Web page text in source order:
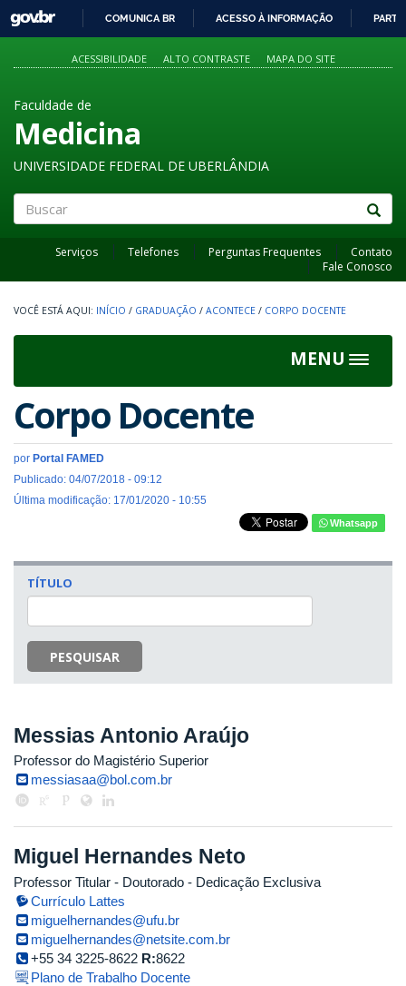
PARA
O
GOVBR
COMUNICA BR ACESSO À INFORMAÇÃO
ACESSIBILIDADE ALTO CONTRASTE MAPA DO SITE
Faculdade de
Medicina
UNIVERSIDADE FEDERAL DE UBERLÂNDIA
Serviços Telefones Perguntas Frequentes
Contato
Fale Conosco
INÍCIO / GRADUAÇÃO / ACONTECE / CORPO DOCENTE
MENU
Toggle
Corpo Docente
por Portal FAMED
Publicado: 04/07/2018 - 09:12
Última modificação: 17/01/2020 - 10:55
Whatsapp
TÍTULO
PESQUISAR
Messias Antonio Araújo
Professor do Magistério Superior
messiasaa@bol.com.br
Miguel Hernandes Neto
Professor Titular - Doutorado - Dedicação Exclusiva
Currículo Lattes
miguelhernandes@ufu.br
miguelhernandes@netsite.com.br
+55 34 3225-8622 R:8622
Plano de Trabalho Docente